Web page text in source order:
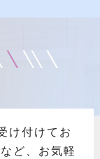
け付けてお
ど、お気軽